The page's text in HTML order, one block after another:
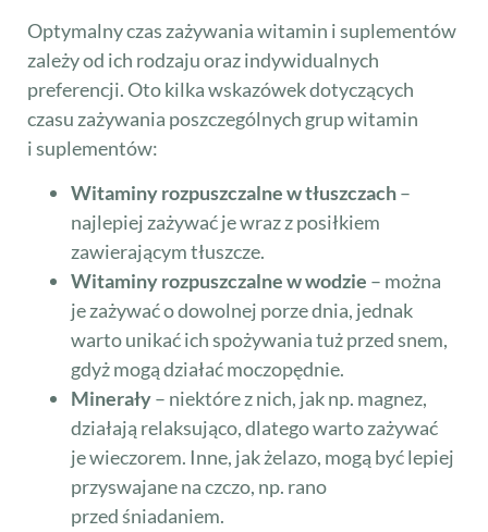
Optymalny czas zażywania witamin i suplementów
zależy od ich rodzaju oraz indywidualnych
preferencji. Oto kilka wskazówek dotyczących
czasu zażywania poszczególnych grup witamin
i suplementów:
Witaminy rozpuszczalne w tłuszczach–
najlepiej zażywać je wraz z posiłkiem
zawierającym tłuszcze.
Witaminy rozpuszczalne w wodzie – można
je zażywać o dowolnej porze dnia, jednak
warto unikać ich spożywania tuż przed snem,
gdyż mogą działać moczopędnie.
Minerały– niektóre z nich, jak np. magnez,
działają relaksująco, dlatego warto zażywać
je wieczorem. Inne, jak żelazo, mogą być lepiej
przyswajane na czczo, np. rano
przed śniadaniem.